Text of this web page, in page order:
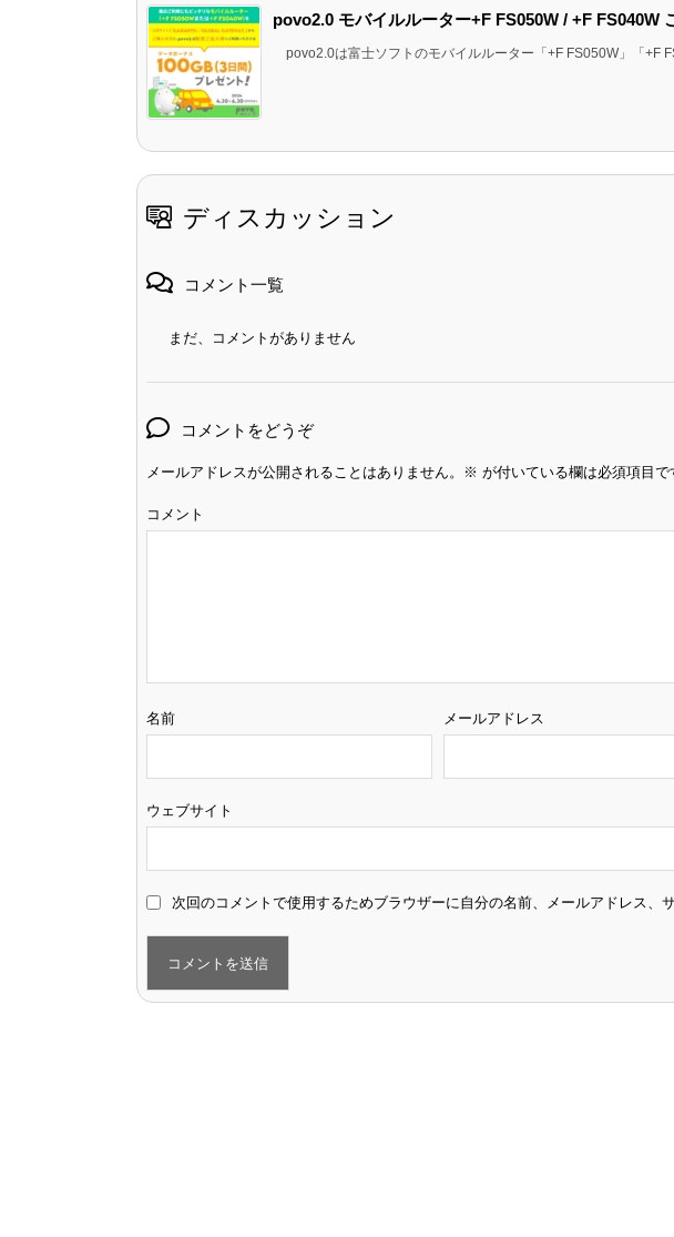
povo2.0 モバイルルーター+F FS050W / +F FS040W
povo2.0は富士ソフトのモバイルルーター「+F FS050W」「+F
ディスカッション
コメント一覧
まだ、コメントがありません
コメントをどうぞ
メールアドレスが公開されることはありません。 ※ が付いている欄は必須項目で
コメント
名前 メールアドレス
ウェブサイト
次回のコメントで使用するためブラウザーに自分の名前、メールアドレス、